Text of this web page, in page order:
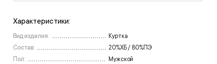
Характеристики:
Вид изделия:
Куртка
Состав:
20%ХБ / 80%ПЭ
Пол:
Мужской